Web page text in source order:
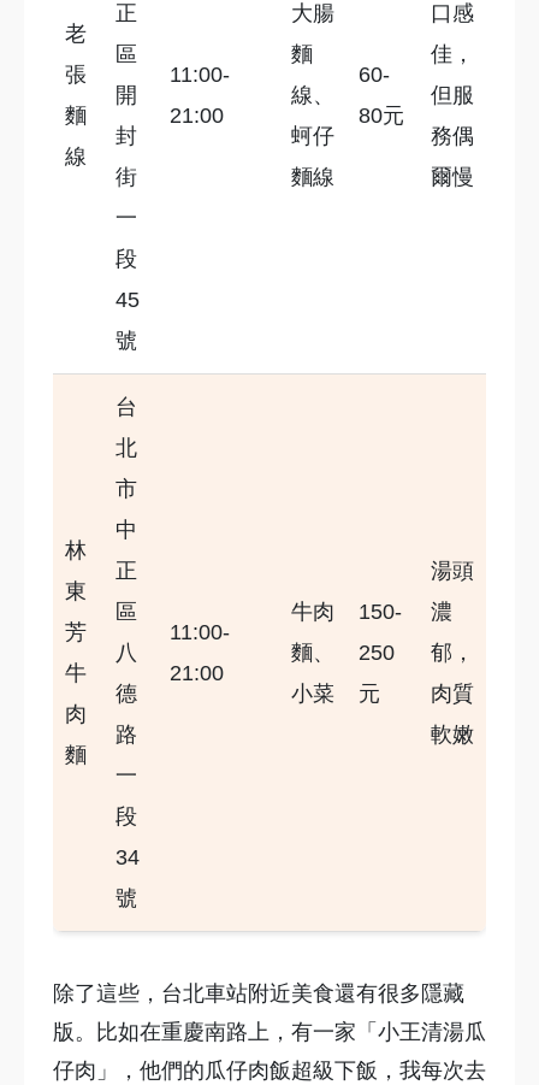
老
張
麵
線
正
區
開
封
街
一
段
45
號
11:00-
21:00
大腸
麵
線、
蚵仔
麵線
60-
80元
口感
佳，
但服
務偶
爾慢
林
東
芳
牛
肉
麵
台
北
市
中
正
區
八
德
路
一
段
34
號
11:00-
21:00
牛肉
麵、
小菜
150-
250
元
湯頭
濃
郁，
肉質
軟嫩
除了這些，台北車站附近美食還有很多隱藏
版。比如在重慶南路上，有一家「小王清湯瓜
仔肉」，他們的瓜仔肉飯超級下飯，我每次去